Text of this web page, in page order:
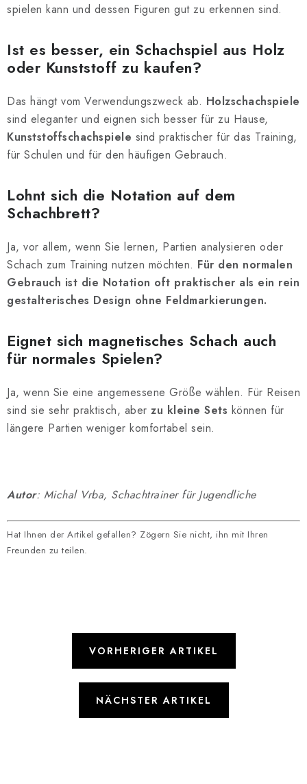
spielen kann und dessen Figuren gut zu erkennen sind.
Ist es besser, ein Schachspiel aus Holz
oder Kunststoff zu kaufen?
Das hängt vom Verwendungszweck ab. Holzschachspiele
sind eleganter und eignen sich besser für zu Hause,
Kunststoffschachspiele sind praktischer für das Training,
für Schulen und für den häufigen Gebrauch.
Lohnt sich die Notation auf dem
Schachbrett?
Ja, vor allem, wenn Sie lernen, Partien analysieren oder
Schach zum Training nutzen möchten. Für den normalen
Gebrauch ist die Notation oft praktischer als ein rein
gestalterisches Design ohne Feldmarkierungen.
Eignet sich magnetisches Schach auch
für normales Spielen?
Ja, wenn Sie eine angemessene Größe wählen. Für Reisen
sind sie sehr praktisch, aber zu kleine Sets können für
längere Partien weniger komfortabel sein.
Autor: Michal Vrba, Schachtrainer für Jugendliche
Hat Ihnen der Artikel gefallen? Zögern Sie nicht, ihn mit Ihren
Freunden zu teilen.
VORHERIGER ARTIKEL
NÄCHSTER ARTIKEL